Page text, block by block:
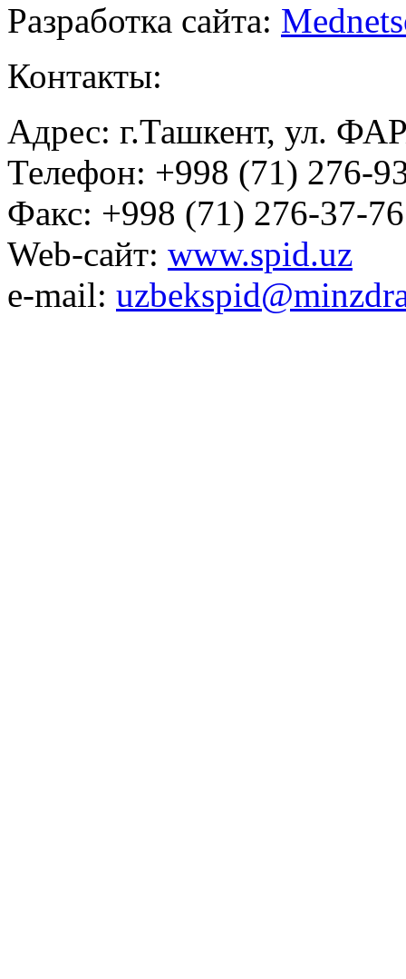
Разработка сайта:
Контакты:
Адрес: г.Ташкент, ул.
Телефон: +998 (71) 276-
Факс: +998 (71) 276-37-76
Web-сайт: www.spid.uz
e-mail: